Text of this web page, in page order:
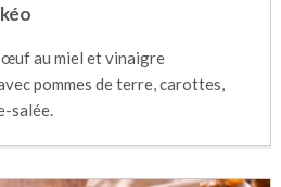
au miel et vinaigre
pommes de terre, carottes,
salée.